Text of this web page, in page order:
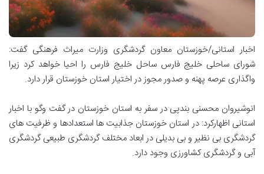
اخبار استانی/خوزستان معاون گردشگری وزارت میراث فرهنگی گفت:
شورای ساحلی خلیج فارس ساحل خلیج فارس را احیا خواهد کرد زیرا
واگذاری عرصه پهنه و صدور مجوز در اختیار استان خوزستان قرار دارد.
انوشیروان محسنی بندپی در سفر به استان خوزستان در گفت وگو با اخبار
استانی اظهارکرد: در استان خوزستان جذابیت ها استعدادها و ظرفیت های
گردشگری بی نظیر و بی بدیلی در ابعاد مختلف گردشگری طبیعی گردشگری
آبی و گردشگری کشاورزی وجود دارد.